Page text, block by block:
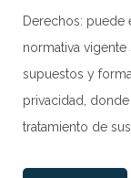
Derechos:
normativa
supuestos y
privacidad,
tratamiento de
Por favor, deja